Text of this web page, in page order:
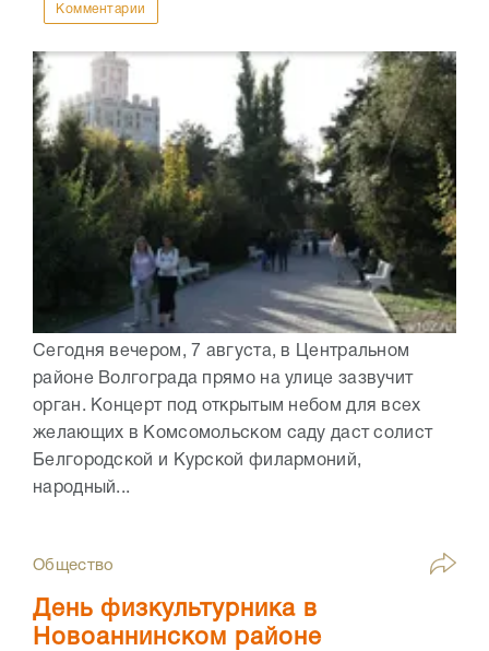
Комментарии
Сегодня вечером, 7 августа, в Центральном
районе Волгограда прямо на улице зазвучит
орган. Концерт под открытым небом для всех
желающих в Комсомольском саду даст солист
Белгородской и Курской филармоний,
народный...
Общество
День физкультурника в
Новоаннинском районе